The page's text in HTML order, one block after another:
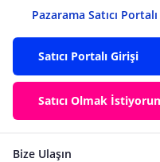
Pazarama Satıcı Portalı
Satıcı Portalı Girişi
Satıcı Olmak
Bize Ulaşın